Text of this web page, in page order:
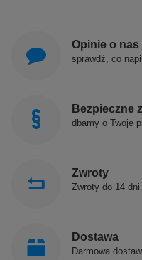
Opinie o nas
sprawdź, co
Bezpieczne
dbamy o Twoje
Zwroty
Zwroty do 14 dni
Dostawa
Darmowa